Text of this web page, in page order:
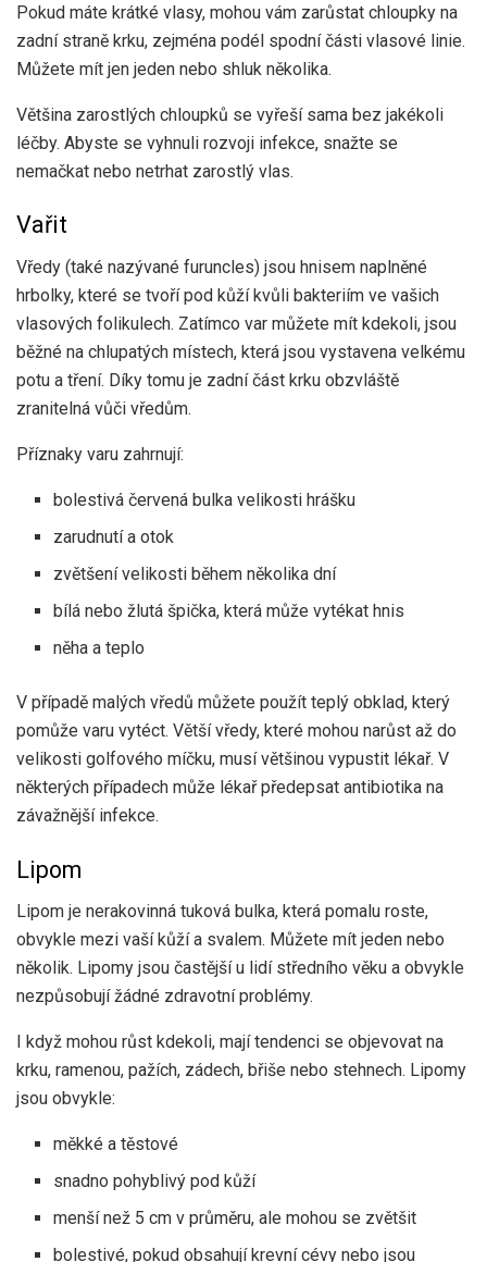
Pokud máte krátké vlasy, mohou vám zarůstat chloupky na
zadní straně krku, zejména podél spodní části vlasové linie.
Můžete mít jen jeden nebo shluk několika.
Většina zarostlých chloupků se vyřeší sama bez jakékoli
léčby. Abyste se vyhnuli rozvoji infekce, snažte se
nemačkat nebo netrhat zarostlý vlas.
Vařit
Vředy (také nazývané furuncles) jsou hnisem naplněné
hrbolky, které se tvoří pod kůží kvůli bakteriím ve vašich
vlasových folikulech. Zatímco var můžete mít kdekoli, jsou
běžné na chlupatých místech, která jsou vystavena velkému
potu a tření. Díky tomu je zadní část krku obzvláště
zranitelná vůči vředům.
Příznaky varu zahrnují:
bolestivá červená bulka velikosti hrášku
zarudnutí a otok
zvětšení velikosti během několika dní
bílá nebo žlutá špička, která může vytékat hnis
něha a teplo
V případě malých vředů můžete použít teplý obklad, který
pomůže varu vytéct. Větší vředy, které mohou narůst až do
velikosti golfového míčku, musí většinou vypustit lékař. V
některých případech může lékař předepsat antibiotika na
závažnější infekce.
Lipom
Lipom je nerakovinná tuková bulka, která pomalu roste,
obvykle mezi vaší kůží a svalem. Můžete mít jeden nebo
několik. Lipomy jsou častější u lidí středního věku a obvykle
nezpůsobují žádné zdravotní problémy.
I když mohou růst kdekoli, mají tendenci se objevovat na
krku, ramenou, pažích, zádech, břiše nebo stehnech. Lipomy
jsou obvykle:
měkké a těstové
snadno pohyblivý pod kůží
menší než 5 cm v průměru, ale mohou se zvětšit
bolestivé, pokud obsahují krevní cévy nebo jsou